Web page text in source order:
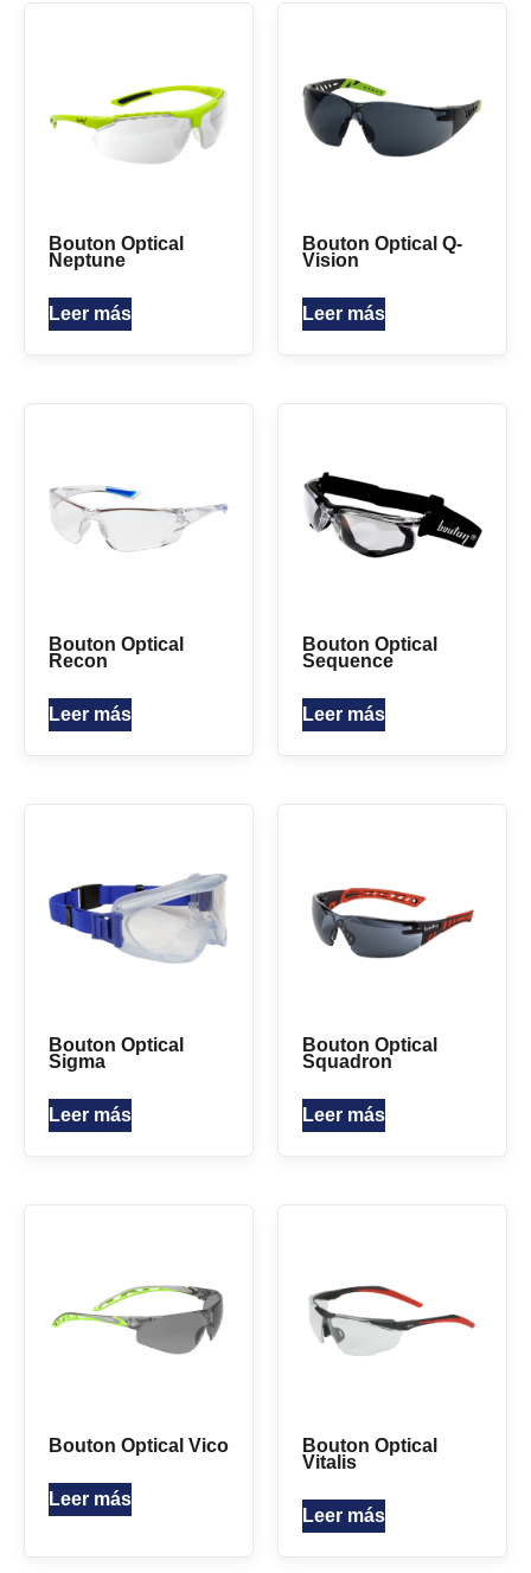
Bouton Optical
Neptune
Leer más
Bouton Optical Q-
Vision
Leer más
Bouton Optical
Recon
Leer más
Bouton Optical
Sequence
Leer más
Bouton Optical
Sigma
Leer más
Bouton Optical
Squadron
Leer más
Bouton Optical Vico
Leer más
Bouton Optical
Vitalis
Leer más